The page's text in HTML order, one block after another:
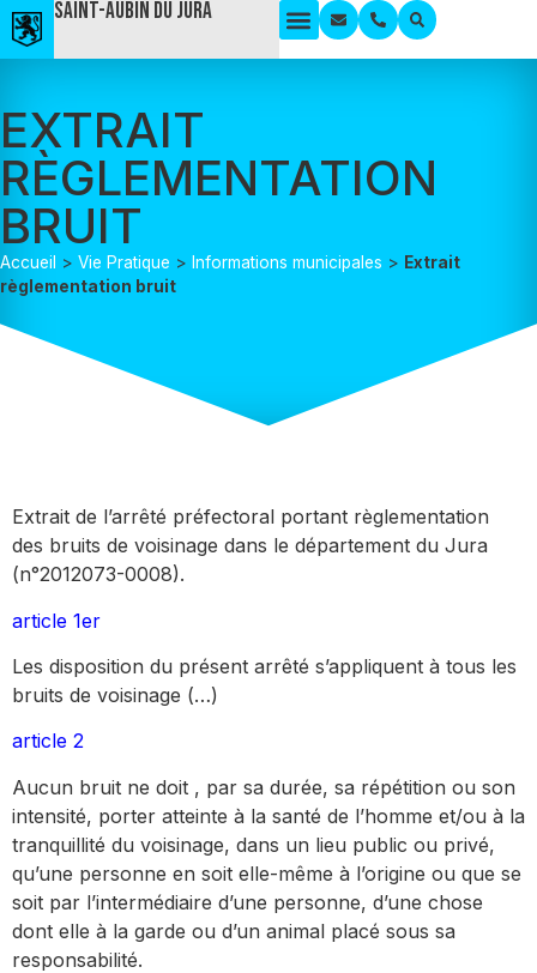
Saint-Aubin du Jura
EXTRAIT
RÈGLEMENTATION
BRUIT
Accueil > Vie Pratique > Informations municipales > Extrait
règlementation bruit
Extrait de l’arrêté préfectoral portant règlementation
des bruits de voisinage dans le département du Jura
(n°2012073-0008).
article 1er
Les disposition du présent arrêté s’appliquent à tous les
bruits de voisinage (…)
article 2
Aucun bruit ne doit , par sa durée, sa répétition ou son
intensité, porter atteinte à la santé de l’homme et/ou à la
tranquillité du voisinage, dans un lieu public ou privé,
qu’une personne en soit elle-même à l’origine ou que se
soit par l’intermédiaire d’une personne, d’une chose
dont elle à la garde ou d’un animal placé sous sa
responsabilité.